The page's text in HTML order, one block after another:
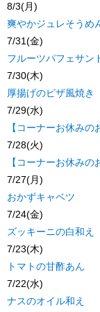
8/3(月)
爽やかジュレそうめ
7/31(金)
フルーツパフェサン
7/30(木)
厚揚げのピザ風焼き
7/29(水)
【コーナーお休み
7/28(火)
【コーナーお休み
7/27(月)
おかずキャベツ
7/24(金)
ズッキーニの白和え
7/23(木)
トマトの甘酢あん
7/22(水)
ナスのオイル和え